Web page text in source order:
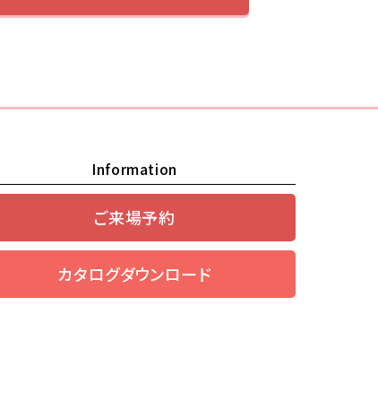
Information
ご来場予約
カタログダウンロード